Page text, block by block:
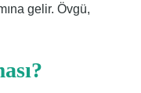
gelir. Övgü,